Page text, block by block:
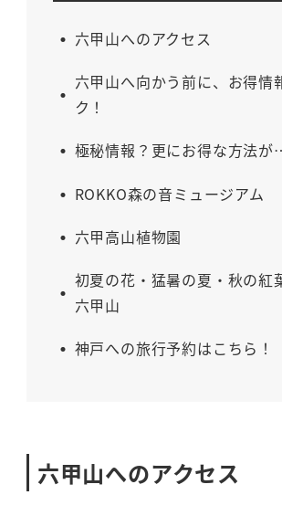
六甲山へのアクセス
六甲山へ向かう前に、お得情
ク！
極秘情報？更にお得な方法が
ROKKO森の音ミュージアム
六甲高山植物園
初夏の花・猛暑の夏・秋の紅
六甲山
神戸への旅行予約はこちら！
六甲山へのアクセス